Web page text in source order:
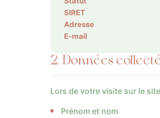
SIRET
Adresse
E-mail
2. Données
Lors de votre visite sur le
Prénom et nom